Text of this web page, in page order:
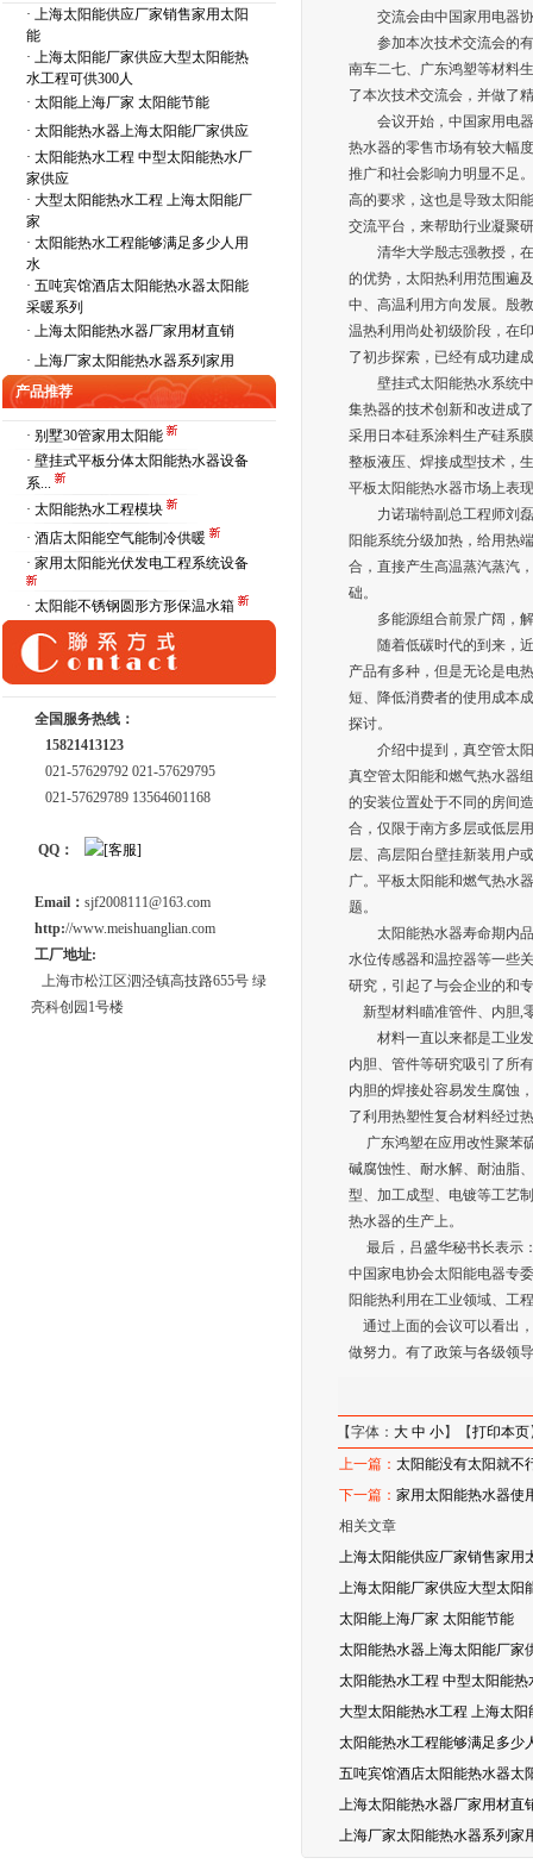
· 上海太阳能供应厂家销售家用太阳
能
· 上海太阳能厂家供应大型太阳能热
水工程可供300人
· 太阳能上海厂家 太阳能节能
· 太阳能热水器上海太阳能厂家供应
· 太阳能热水工程 中型太阳能热水厂
家供应
· 大型太阳能热水工程 上海太阳能厂
家
· 太阳能热水工程能够满足多少人用
水
· 五吨宾馆酒店太阳能热水器太阳能
采暖系列
· 上海太阳能热水器厂家用材直销
· 上海厂家太阳能热水器系列家用
产品推荐
· 别墅30管家用太阳能
· 壁挂式平板分体太阳能热水器设备
系...
· 太阳能热水工程模块
· 酒店太阳能空气能制冷供暖
· 家用太阳能光伏发电工程系统设备
· 太阳能不锈钢圆形方形保温水箱
全国服务热线：
15821413123
021-57629792 021-57629795
021-57629789 13564601168
QQ：
Email： sjf2008111@163.com
http://www.meishuanglian.com
工厂地址:
上海市松江区泗泾镇高技路655号 绿
亮科创园1号楼
交流会由中国家用电器协
参加本次技术交流会的有
南车二七、广东鸿塑等材料
了本次技术交流会，并做了
会议开始，中国家用电器
热水器的零售市场有较大幅
推广和社会影响力明显不足
高的要求，这也是导致太阳
交流平台，来帮助行业凝聚
清华大学殷志强教授，在
的优势，太阳热利用范围遍
中、高温利用方向发展。殷
温热利用尚处初级阶段，在
了初步探索，已经有成功建
壁挂式太阳能热水系统中
集热器的技术创新和改进成
采用日本硅系涂料生产硅系
整板液压、焊接成型技术，
平板太阳能热水器市场上表
力诺瑞特副总工程师刘磊
阳能系统分级加热，给用热
合，直接产生高温蒸汽蒸汽
础。
多能源组合前景广阔，解
随着低碳时代的到来，近
产品有多种，但是无论是电
短、降低消费者的使用成本
探讨。
介绍中提到，真空管太阳
真空管太阳能和燃气热水器
的安装位置处于不同的房间
合，仅限于南方多层或低层
层、高层阳台壁挂新装用户
广。平板太阳能和燃气热水
题。
太阳能热水器寿命期内品
水位传感器和温控器等一些
研究，引起了与会企业的和
新型材料瞄准管件、内胆,
材料一直以来都是工业发
内胆、管件等研究吸引了所
内胆的焊接处容易发生腐蚀
了利用热塑性复合材料经过
广东鸿塑在应用改性聚苯
碱腐蚀性、耐水解、耐油脂
型、加工成型、电镀等工艺
热水器的生产上。
最后，吕盛华秘书长表示
中国家电协会太阳能电器专
阳能热利用在工业领域、工
通过上面的会议可以看出
做努力。有了政策与各级领
【字体：大 中 小】【打印本页
上一篇：太阳能没有太阳就不
下一篇：家用太阳能热水器
相关文章
上海太阳能供应厂家销售家用
上海太阳能厂家供应大型太阳
太阳能上海厂家 太阳能节能
太阳能热水器上海太阳能厂家
太阳能热水工程 中型太阳能热
大型太阳能热水工程 上海太阳
太阳能热水工程能够满足多少
五吨宾馆酒店太阳能热水器太
上海太阳能热水器厂家用材直
上海厂家太阳能热水器系列家